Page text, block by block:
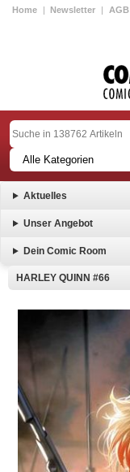
Home | Newsletter | AGB
Aktuelles
Unser Angebot
Dein Comic Room
HARLEY QUINN #66